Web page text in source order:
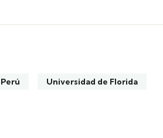
Perú Universidad de Florida